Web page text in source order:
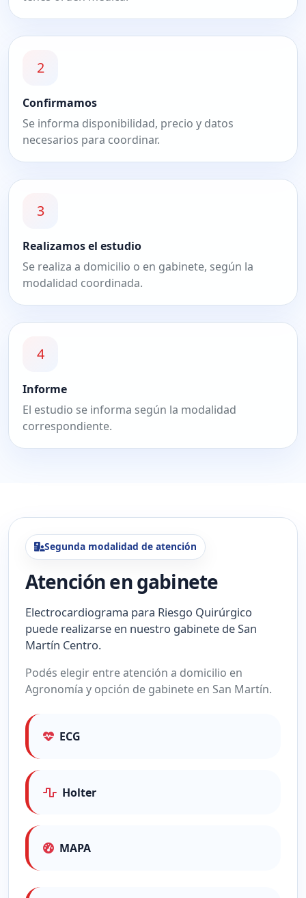
2
Confirmamos
Se informa disponibilidad, precio y datos
necesarios para coordinar.
3
Realizamos el estudio
Se realiza a domicilio o en gabinete, según la
modalidad coordinada.
4
Informe
El estudio se informa según la modalidad
correspondiente.
Segunda modalidad de atención
Atención en gabinete
Electrocardiograma para Riesgo Quirúrgico
puede realizarse en nuestro gabinete de San
Martín Centro.
Podés elegir entre atención a domicilio en
Agronomía y opción de gabinete en San Martín.
ECG
Holter
MAPA